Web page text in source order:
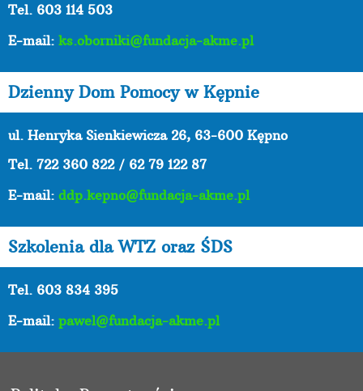
Tel. 603 114 503
E-mail: ks.oborniki@fundacja-akme.pl
Dzienny Dom Pomocy w Kępnie
ul. Henryka Sienkiewicza 26, 63-600 Kępno
Tel. 722 360 822 / 62 79 122 87
E-mail: ddp.kepno@fundacja-akme.pl
Szkolenia dla WTZ oraz ŚDS
Tel. 603 834 395
E-mail: pawel@fundacja-akme.pl